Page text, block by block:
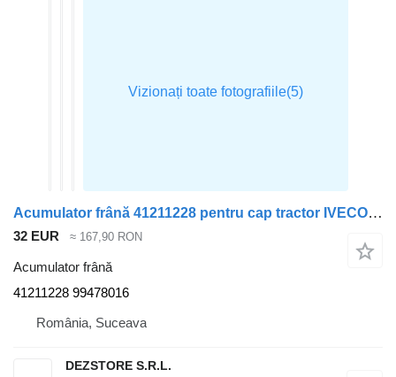
Acumulator frână 41211228 pentru cap tractor IVECO STRALIS
32 EUR ≈ 167,90 RON
Acumulator frână
41211228 99478016
România, Suceava
DEZSTORE S.R.L.